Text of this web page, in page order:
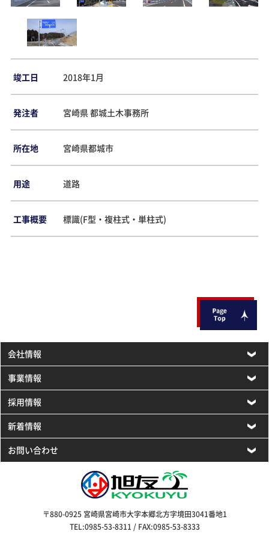
竣工日 2018年1月
発注者 宮崎県 都城土木事務所
所在地 宮崎県都城市
用途 道路
工事概要 標識(F型・複柱式・単柱式)
会社情報
事業情報
採用情報
新着情報
お問い合わせ
〒880-0925 宮崎県宮崎市大字本郷北方字境田3041番地1
TEL:0985-53-8311 / FAX:0985-53-8333